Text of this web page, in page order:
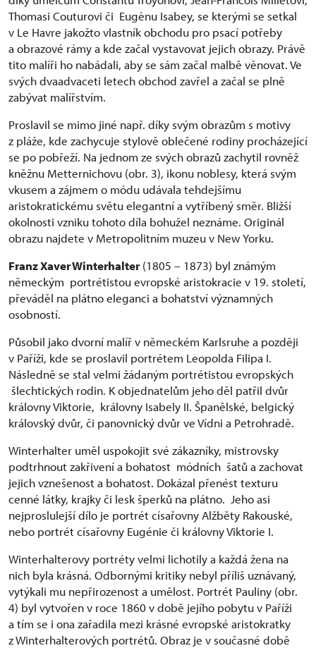
Thomasi Couturovi či Eugènu Isabey, se kterými se setkal
v Le Havre jakožto vlastník obchodu pro psací potřeby
a obrazové rámy a kde začal vystavovat jejich obrazy. Právě
tito malíři ho nabádali, aby se sám začal malbě věnovat. Ve
svých dvaadvaceti letech obchod zavřel a začal se plně
zabývat malířstvím.
Proslavil se mimo jiné např. díky svým obrazům s motivy
z pláže, kde zachycuje stylově oblečené rodiny procházející
se po pobřeží. Na jednom ze svých obrazů zachytil rovněž
kněžnu Metternichovu (obr. 3), ikonu noblesy, která svým
vkusem a zájmem o módu udávala tehdejšímu
aristokratickému světu elegantní a vytříbený směr. Bližší
okolnosti vzniku tohoto díla bohužel neznáme. Originál
obrazu najdete v Metropolitním muzeu v New Yorku.
Franz Xaver Winterhalter(1805 – 1873) byl známým
německým portrétistou evropské aristokracie v 19. století,
převáděl na plátno eleganci a bohatství významných
osobností.
Působil jako dvorní malíř v německém Karlsruhe a později
v Paříži, kde se proslavil portrétem Leopolda Filipa I.
Následně se stal velmi žádaným portrétistou evropských
šlechtických rodin. K objednatelům jeho děl patřil dvůr
královny Viktorie, královny Isabely II. Španělské, belgický
královský dvůr, či panovnický dvůr ve Vídni a Petrohradě.
Winterhalter uměl uspokojit své zákazníky, mistrovsky
podtrhnout zakřivení a bohatost módních šatů a zachovat
jejich vznešenost a bohatost. Dokázal přenést texturu
cenné látky, krajky či lesk šperků na plátno. Jeho asi
nejproslulejší dílo je portrét císařovny Alžběty Rakouské,
nebo portrét císařovny Eugénie či královny Viktorie I.
Winterhalterovy portréty velmi lichotily a každá žena na
nich byla krásná. Odbornými kritiky nebyl příliš uznávaný,
vytýkali mu nepřirozenost a umělost. Portrét Pauliny (obr.
4) byl vytvořen v roce 1860 v době jejího pobytu v Paříži
a tím se i ona zařadila mezi krásné evropské aristokratky
z Winterhalterových portrétů. Obraz je v současné době